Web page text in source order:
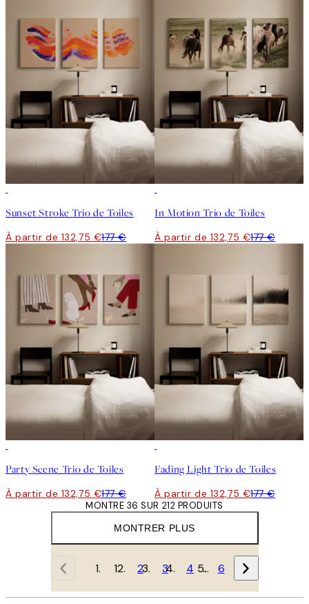
Sunset Stroke Trio de Toiles
À partir de 132,75 €177 €
In Motion Trio de Toiles
À partir de 132,75 €177 €
Party Scene Trio de Toiles
À partir de 132,75 €177 €
Fading Light Trio de Toiles
À partir de 132,75 €177 €
MONTRER PLUS
MONTRE 36 SUR 212 PRODUITS
1 2 3 4 … 6